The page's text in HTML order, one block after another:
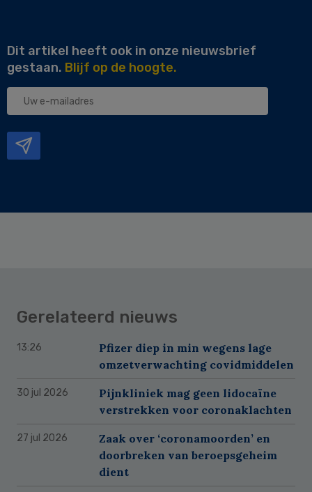
Dit artikel heeft ook in onze nieuwsbrief
gestaan. Blijf op de hoogte.
Uw
Gerelateerd nieuws
13:26
Pfizer diep in min wegens lage
omzetverwachting covidmiddelen
30 jul 2026
Pijnkliniek mag geen lidocaïne
verstrekken voor coronaklachten
27 jul 2026
Zaak over ‘coronamoorden’ en
doorbreken van beroepsgeheim
dient